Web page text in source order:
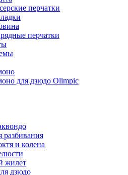
перчатки
перчатки
для дзюдо Olimpic
разбивания
и колена
жилет
дзюдо